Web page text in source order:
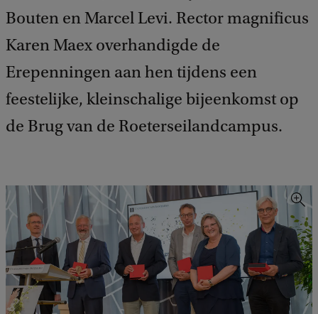
Bouten en Marcel Levi. Rector magnificus
Karen Maex overhandigde de
Erepenningen aan hen tijdens een
feestelijke, kleinschalige bijeenkomst op
de Brug van de Roeterseilandcampus.